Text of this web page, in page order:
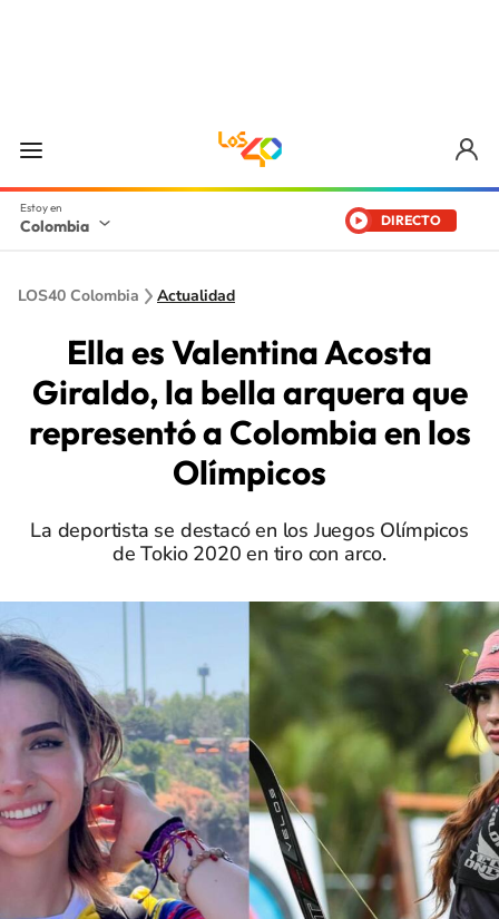
Colombia DIRECTO
LOS40 Colombia Actualidad
Ella es Valentina Acosta
Giraldo, la bella arquera que
representó a Colombia en los
Olímpicos
La deportista se destacó en los Juegos Olímpicos
de Tokio 2020 en tiro con arco.